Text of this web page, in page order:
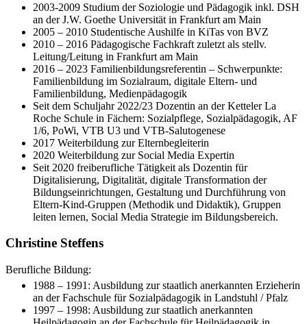
2003-2009 Studium der Soziologie und Pädagogik inkl. DSH
an der J.W. Goethe Universität in Frankfurt am Main
2005 – 2010 Studentische Aushilfe in KiTas von BVZ
2010 – 2016 Pädagogische Fachkraft zuletzt als stellv.
Leitung/Leitung in Frankfurt am Main
2016 – 2023 Familienbildungsreferentin – Schwerpunkte:
Familienbildung im Sozialraum, digitale Eltern- und
Familienbildung, Medienpädagogik
Seit dem Schuljahr 2022/23 Dozentin an der Ketteler La
Roche Schule in Fächern: Sozialpflege, Sozialpädagogik, AF
1/6, PoWi, VTB U3 und VTB-Salutogenese
2017 Weiterbildung zur Elternbegleiterin
2020 Weiterbildung zur Social Media Expertin
Seit 2020 freiberufliche Tätigkeit als Dozentin für
Digitalisierung, Digitalität, digitale Transformation der
Bildungseinrichtungen, Gestaltung und Durchführung von
Eltern-Kind-Gruppen (Methodik und Didaktik), Gruppen
leiten lernen, Social Media Strategie im Bildungsbereich.
Christine Steffens
Berufliche Bildung:
1988 – 1991: Ausbildung zur staatlich anerkannten Erzieherin
an der Fachschule für Sozialpädagogik in Landstuhl / Pfalz
1997 – 1998: Ausbildung zur staatlich anerkannten